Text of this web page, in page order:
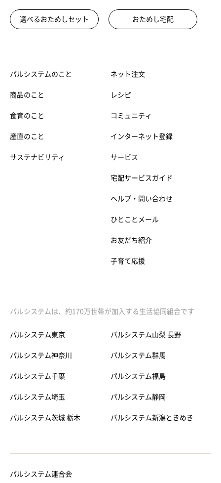
選べるおためしセット おためし宅配
パルシステムのこと
商品のこと
食育のこと
産直のこと
サステナビリティ
ネット注文
レシピ
コミュニティ
インターネット登録
サービス
宅配サービスガイド
ヘルプ・問い合わせ
ひとことメール
お友だち紹介
子育て応援
パルシステムは、約170万世帯が加入する生活協同組合です
パルシステム東京
パルシステム神奈川
パルシステム千葉
パルシステム埼玉
パルシステム茨城 栃木
パルシステム山梨 長野
パルシステム群馬
パルシステム福島
パルシステム静岡
パルシステム新潟ときめき
パルシステム連合会